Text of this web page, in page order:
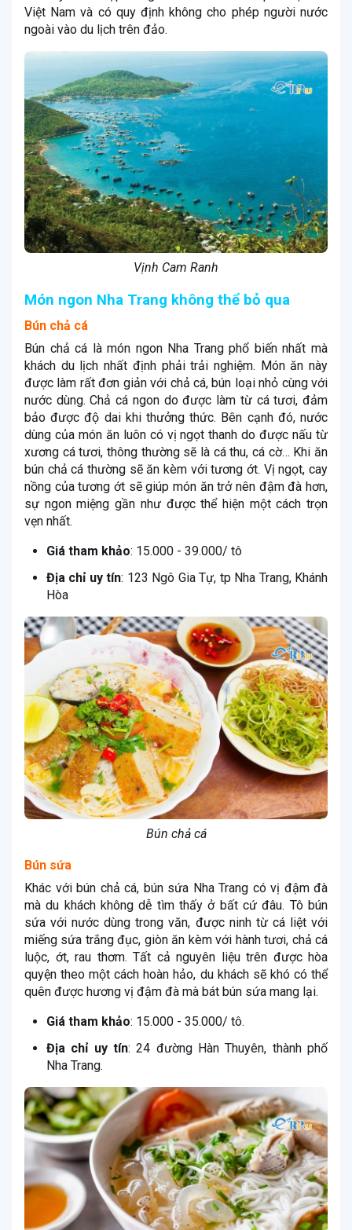
Việt Nam và có quy định không cho phép người nước
ngoài vào du lịch trên đảo.
Vịnh Cam Ranh
Món ngon Nha Trang không thể bỏ qua
Bún chả cá
Bún chả cá là món ngon Nha Trang phổ biến nhất mà
khách du lịch nhất định phải trải nghiệm. Món ăn này
được làm rất đơn giản với chả cá, bún loại nhỏ cùng với
nước dùng. Chả cá ngon do được làm từ cá tươi, đảm
bảo được độ dai khi thưởng thức. Bên cạnh đó, nước
dùng của món ăn luôn có vị ngọt thanh do được nấu từ
xương cá tươi, thông thường sẽ là cá thu, cá cờ… Khi ăn
bún chả cá thường sẽ ăn kèm với tương ớt. Vị ngọt, cay
nồng của tương ớt sẽ giúp món ăn trở nên đậm đà hơn,
sự ngon miệng gần như được thể hiện một cách trọn
vẹn nhất.
Giá tham khảo: 15.000 - 39.000/ tô
Địa chỉ uy tín: 123 Ngô Gia Tự, tp Nha Trang, Khánh
Hòa
Bún chả cá
Bún sứa
Khác với bún chả cá, bún sứa Nha Trang có vị đậm đà
mà du khách không dễ tìm thấy ở bất cứ đâu. Tô bún
sứa với nước dùng trong văn, được ninh từ cá liệt với
miếng sứa trắng đục, giòn ăn kèm với hành tươi, chả cá
luộc, ớt, rau thơm. Tất cả nguyên liệu trên được hòa
quyện theo một cách hoàn hảo, du khách sẽ khó có thể
quên được hương vị đậm đà mà bát bún sứa mang lại.
Giá tham khảo: 15.000 - 35.000/ tô.
Địa chỉ uy tín: 24 đường Hàn Thuyên, thành phố
Nha Trang.